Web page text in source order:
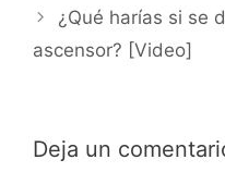
¿Qué harías si se
ascensor? [Video]
Deja un